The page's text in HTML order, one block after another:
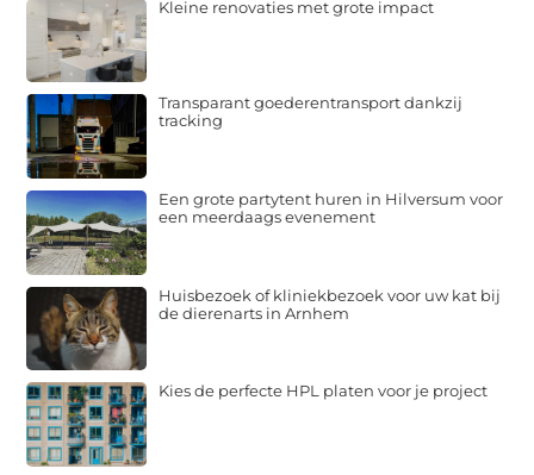
Kleine renovaties met grote impact
Transparant goederentransport dankzij
tracking
Een grote partytent huren in Hilversum voor
een meerdaags evenement
Huisbezoek of kliniekbezoek voor uw kat bij
de dierenarts in Arnhem
Kies de perfecte HPL platen voor je project